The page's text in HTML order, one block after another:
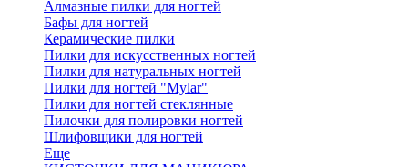
Алмазные пилки для ногтей
Бафы для ногтей
Керамические пилки
Пилки для искусственных ногтей
Пилки для натуральных ногтей
Пилки для ногтей "Mylar"
Пилки для ногтей стеклянные
Пилочки для полировки ногтей
Шлифовщики для ногтей
Еще